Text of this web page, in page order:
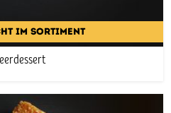
IM SORTIMENT